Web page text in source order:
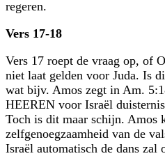
regeren.
Vers 17-18
Vers 17 roept de vraag op, of
niet laat gelden voor Juda. Is
wat bijv. Amos zegt in Am.
HEEREN voor Israël
Toch is dit maar schijn. Amos
zelfgenoegzaamheid van de
Israël automatisch de dans zal